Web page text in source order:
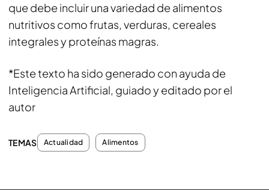
que debe incluir una variedad de alimentos
nutritivos como frutas, verduras, cereales
integrales y proteínas magras.
*Este texto ha sido generado con ayuda de
Inteligencia Artificial, guiado y editado por el
autor
TEMAS Actualidad Alimentos